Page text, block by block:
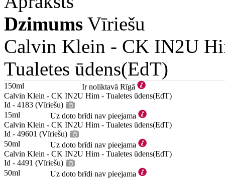
Dzimums Vīriešu
Calvin Klein - CK IN2U
Tualetes ūdens(EdT)
150ml
Ir noliktavā Rīgā
Calvin Klein - CK IN2U Him - Tualetes ūdens(EdT)
Id - 4183 (Vīriešu)
15ml
Uz doto brīdi nav pieejama
Calvin Klein - CK IN2U Him - Tualetes ūdens(EdT)
Id - 49601 (Vīriešu)
50ml
Uz doto brīdi nav pieejama
Calvin Klein - CK IN2U Him - Tualetes ūdens(EdT)
Id - 4491 (Vīriešu)
50ml
Uz doto brīdi nav pieejama